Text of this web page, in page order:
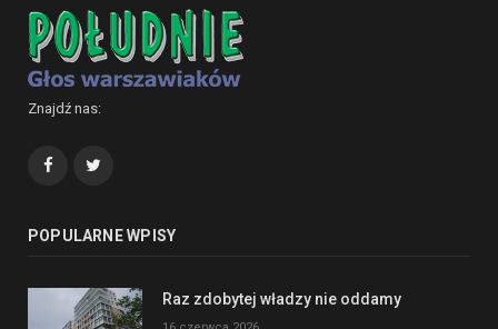
Znajdź nas:
Facebook
POPULARNE WPISY
Raz zdobytej władzy nie oddamy